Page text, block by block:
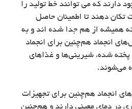
دارند که می توانند خط تولید را
تکان دهند تا اطمینان حاصل
همیشه از هم جدا شده اند و به
انجماد هم‌چنین برای انجماد
پخته شده، شیرینی‌ها و غذاهای
می‌شوند.
انجماد هم‌چنین برای تجهیزات
در دمای معینی دارند و هم‌چنین